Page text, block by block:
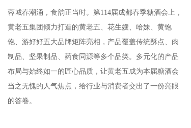
蓉城春潮涌，食韵正当时。第114届成都春季糖酒会上，
黄老五集团倾力打造的黄老五、花生嫂、哈妹、黄饱
饱、游好好五大品牌矩阵亮相 ， 产品覆盖传统酥点、肉
制品、坚果制品、药食同源等多个品类。多元化的产品
布局与始终如一的匠心品质，让黄老五成为本届糖酒会
当之无愧的人气焦点， 给行业与消费者交出了一份亮眼
的答卷。